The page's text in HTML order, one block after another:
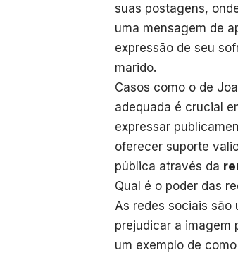
suas postagens,
uma mensagem de
expressão de seu
marido.
Casos como o de
adequada é crucial
expressar
oferecer suporte
pública através da
Qual é o poder das
As redes sociais são
prejudicar a imagem
um exemplo de